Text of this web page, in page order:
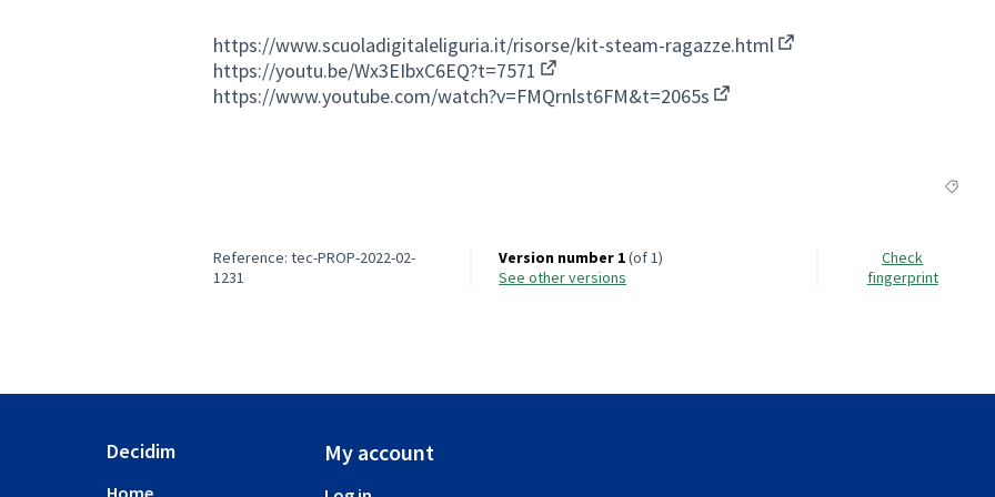
https://www.scuoladigitaleliguria.it/risorse/kit-steam-ragazze.html
https://youtu.be/Wx3EIbxC6EQ?t=7571
(External link)
https://www.youtube.com/watch?v=FMQrnlst6FM&t=2065s
Filter
Reference: tec-PROP-2022-02-
1231
Version number 1(of 1)
see other versions
Check
fingerprint
Decidim
Home
My account